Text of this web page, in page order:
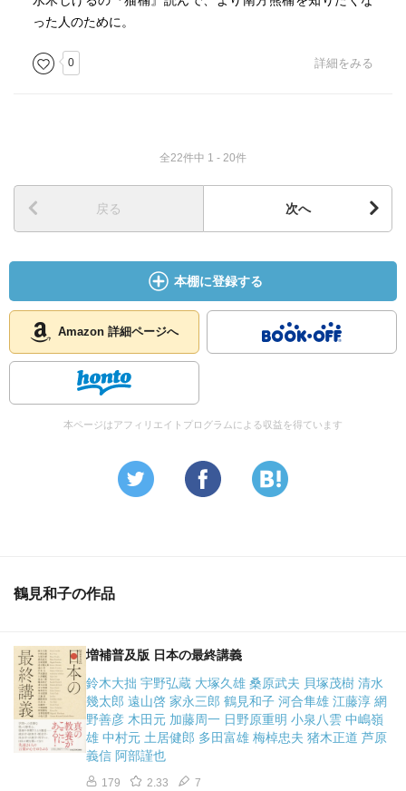
った人のために。
0 詳細をみる
全22件中 1 - 20件
戻る 次へ
本棚に登録する
Amazon 詳細ページへ
本ページはアフィリエイトプログラムによる収益を得ています
鶴見和子の作品
増補普及版 日本の最終講義
鈴木大拙 宇野弘蔵 大塚久雄 桑原武夫 貝塚茂樹 清水
幾太郎 遠山啓 家永三郎 鶴見和子 河合隼雄 江藤淳 網
野善彦 木田元 加藤周一 日野原重明 小泉八雲 中嶋嶺
雄 中村元 土居健郎 多田富雄 梅棹忠夫 猪木正道 芦原
義信 阿部謹也
179 2.33 7